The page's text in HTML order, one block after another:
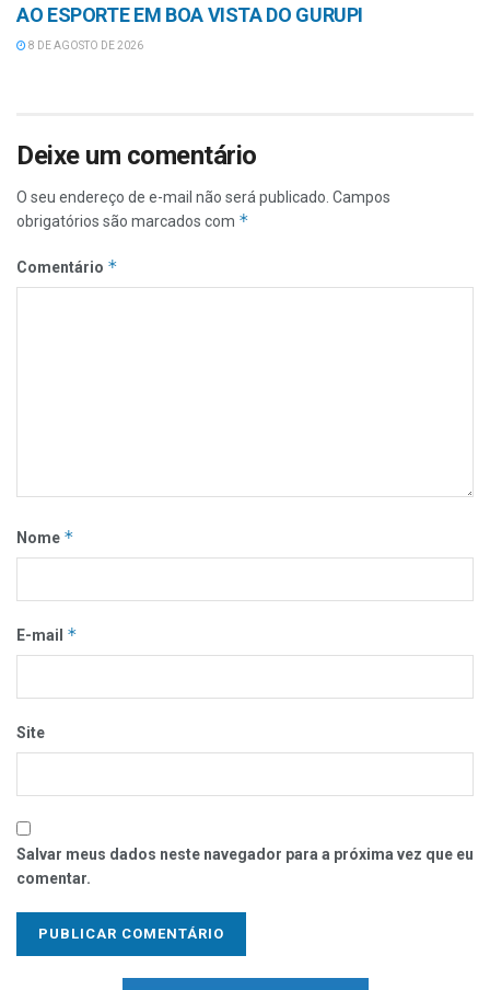
AO ESPORTE EM BOA VISTA DO GURUPI
8 DE AGOSTO DE 2026
Deixe um comentário
O seu endereço de e-mail não será publicado. Campos
obrigatórios são marcados com *
Comentário *
Nome *
E-mail *
Site
Salvar meus dados neste navegador para a próxima vez que eu
comentar.